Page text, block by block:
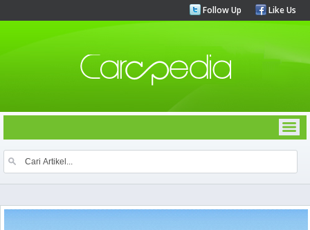
Follow Up Like Us